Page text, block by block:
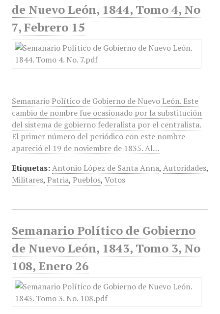
de Nuevo León, 1844, Tomo 4, No
7, Febrero 15
Semanario Político de Gobierno de Nuevo León. Este
cambio de nombre fue ocasionado por la substitución
del sistema de gobierno federalista por el centralista.
El primer número del periódico con este nombre
apareció el 19 de noviembre de 1835. Al…
Etiquetas: Antonio López de Santa Anna, Autoridades,
Militares, Patria, Pueblos, Votos
Semanario Político de Gobierno
de Nuevo León, 1843, Tomo 3, No
108, Enero 26